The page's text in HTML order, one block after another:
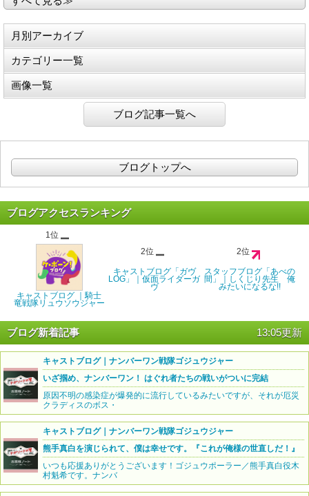
月別アーカイブ
カテゴリー一覧
画像一覧
ブログ記事一覧へ
ブログトップへ
ブログアクセスランキング
1位
キャストブログ ｜騎士
竜戦隊リュウソウジャー
2位
キャストブログ「ガヴ
LOG」｜仮面ライダーガ
ヴ
2位
スタッフブログ「あべの
間」｜しくじり先生 俺
みたいになるな!!
ブログ新着記事 13:05更新
キャストブログ｜ナンバーワン戦隊ゴジュウジャー
いざ掴め、ナンバーワン！ はぐれ者たちの戦いがついに完結
原因不明の感染症が爆発的に流行しているみたいですが、それが厄災
クラディスのボス・
キャストブログ｜ナンバーワン戦隊ゴジュウジャー
熊手真白を演じられて、僕は幸せです。『これが俺様の世直しだ！』
いつも応援ありがとうございます！ゴジュウポーラー／熊手真白役木
村魁希です。ナンバ